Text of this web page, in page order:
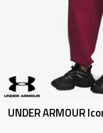
UNDER ARMOUR